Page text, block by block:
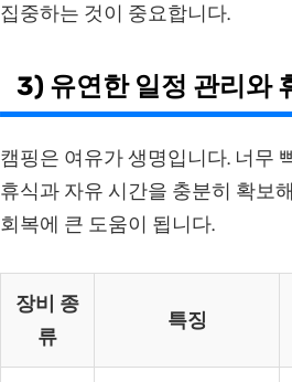
집중하는 것이 중요합니다.
3) 유연한 일정 관리와
캠핑은 여유가 생명입니다. 너무
휴식과 자유 시간을 충분히 확보
회복에 큰 도움이 됩니다.
장비 종
류
특징